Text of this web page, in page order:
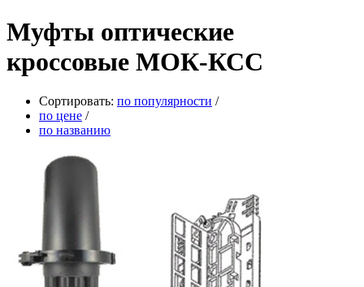
Муфты оптические
кроссовые МОК-КСС
Сортировать: по популярности /
по цене /
по названию